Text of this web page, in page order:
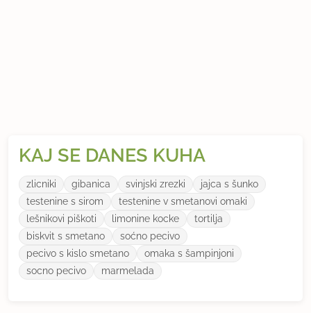
KAJ SE DANES KUHA
zlicniki gibanica svinjski zrezki
jajca s šunko
testenine s sirom
testenine v smetanovi omaki
lešnikovi piškoti
limonine kocke
tortilja
biskvit s smetano
soćno pecivo
pecivo s kislo smetano
omaka s šampinjoni
socno pecivo
marmelada